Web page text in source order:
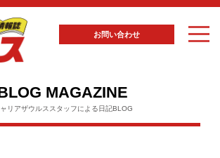
お問い合わせ
MAGAZINE
リアザウルススタッフによる日記BLOG